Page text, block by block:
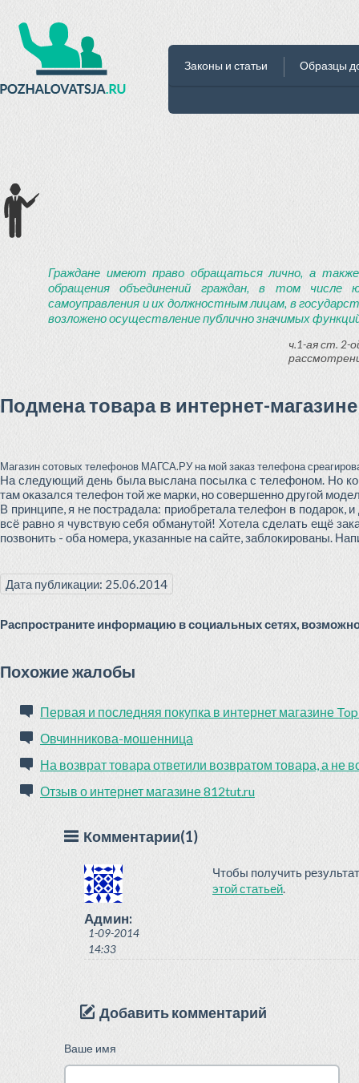
Законы и статьи Образцы
Граждане имеют право обращаться лично, а
обращения объединений граждан, в том числе
самоуправления и их должностным лицам, в
возложено осуществление публично значимых
ч.1-ая ст. 2-
Подмена товара в интернет-магазине
Магазин сотовых телефонов МАГСА.РУ на мой заказ телефона
На следующий день была выслана посылка с телефоном. Но
там оказался телефон той же марки, но совершенно другой
В принципе, я не пострадала: приобретала телефон в подарок,
всё равно я чувствую себя обманутой! Хотела сделать ещё
позвонить - оба номера, указанные на сайте, заблокированы.
Дата публикации: 25.06.2014
Распространите информацию в социальных сетях,
Похожие жалобы
Первая и последняя покупка в интернет магазине Top
Овчинникова-мошенница
На возврат товара ответили возвратом товара, а не
Отзыв о интернет магазине 812tut.ru
Комментарии(1)
Админ:
1-09-2014
14:33
Чтобы получить
этой статьей.
Добавить комментарий
Ваше имя